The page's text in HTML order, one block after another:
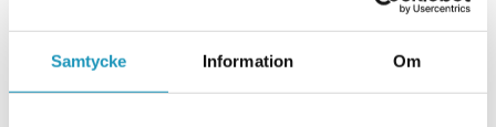
Samtycke Information Om
BUTIKSLAGER
I LAGER
Lägsta pris de senaste 30-dagarna:441 kr